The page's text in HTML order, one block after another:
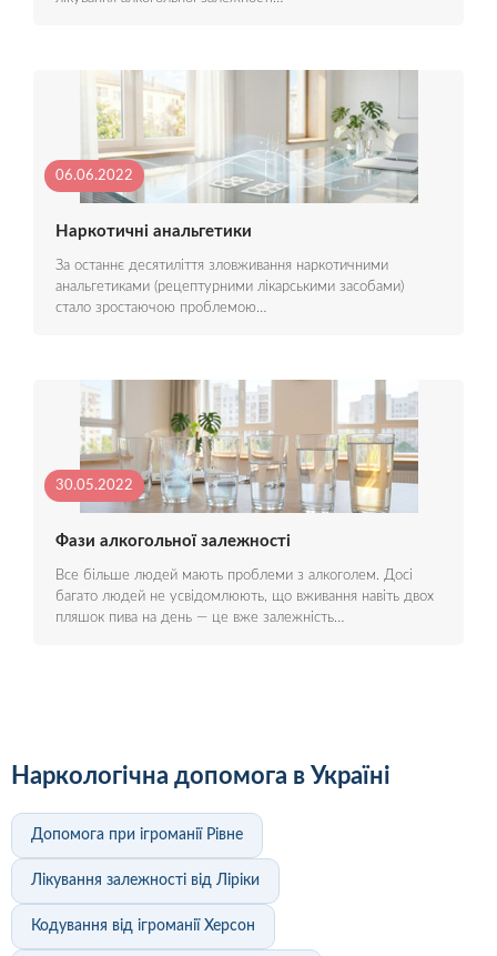
06.06.2022
Наркотичні анальгетики
За останнє десятиліття зловживання наркотичними
анальгетиками (рецептурними лікарськими засобами)
стало зростаючою проблемою…
30.05.2022
Фази алкогольної залежності
Все більше людей мають проблеми з алкоголем. Досі
багато людей не усвідомлюють, що вживання навіть двох
пляшок пива на день — це вже залежність…
Наркологічна допомога в Україні
Допомога при ігроманії Рівне
Лікування залежності від Ліріки
Кодування від ігроманії Херсон